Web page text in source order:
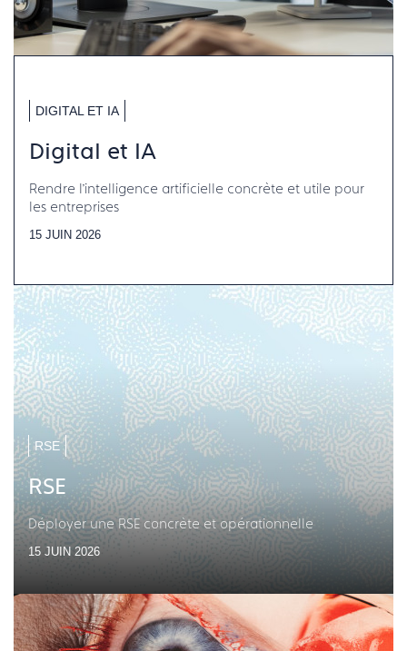
DIGITAL ET IA
Digital et IA
Rendre l’intelligence artificielle concrète et utile pour
les entreprises
15 JUIN 2026
RSE
RSE
Déployer une RSE concrète et opérationnelle
15 JUIN 2026